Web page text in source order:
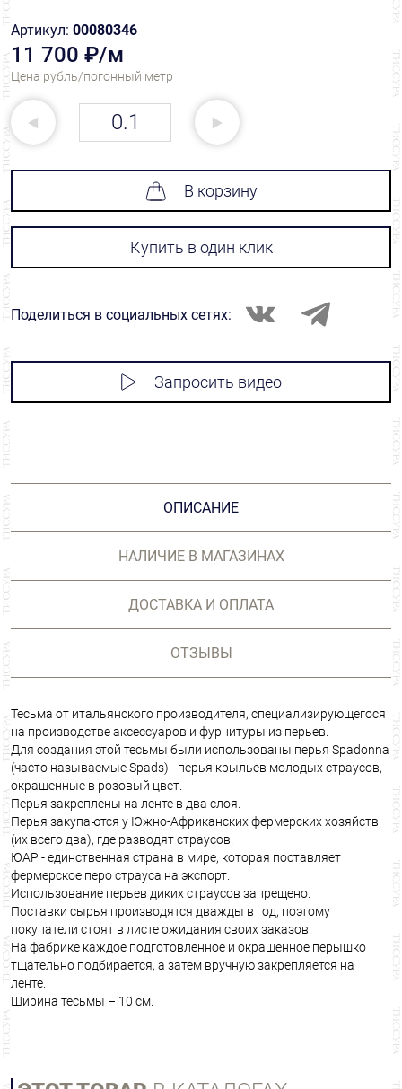
Артикул: 00080346
11 700 ₽/м
Цена рубль/погонный метр
В корзину
Купить в один клик
Поделиться в социальных сетях:
Запросить видео
ОПИСАНИЕ
НАЛИЧИЕ В МАГАЗИНАХ
ДОСТАВКА И ОПЛАТА
ОТЗЫВЫ
Тесьма от итальянского производителя, специализирующегося
на производстве аксессуаров и фурнитуры из перьев.
Для создания этой тесьмы были использованы перья Spadonna
(часто называемые Spads) - перья крыльев молодых страусов,
окрашенные в розовый цвет.
Перья закреплены на ленте в два слоя.
Перья закупаются у Южно-Африканских фермерских хозяйств
(их всего два), где разводят страусов.
ЮАР - единственная страна в мире, которая поставляет
фермерское перо страуса на экспорт.
Использование перьев диких страусов запрещено.
Поставки сырья производятся дважды в год, поэтому
покупатели стоят в листе ожидания своих заказов.
На фабрике каждое подготовленное и окрашенное перышко
тщательно подбирается, а затем вручную закрепляется на
ленте.
Ширина тесьмы – 10 см.